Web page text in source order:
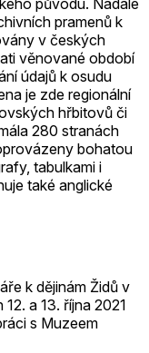
původu. Nadále
pramenů k
v českých
věnované období
údajů k osudu
je zde regionální
hřbitovů či
280 stranách
bohatou
tabulkami i
také anglické
k dějinám Židů v
a 13. října 2021
s Muzeem